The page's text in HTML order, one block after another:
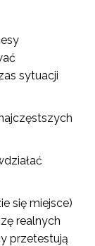
sytuacji
się miejsce)
realnych
przetestują